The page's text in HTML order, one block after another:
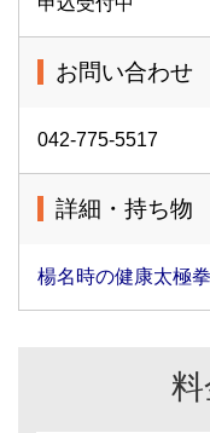
お問い合わせ
042-775-5517
詳細・持ち物
楊名時の健康太極